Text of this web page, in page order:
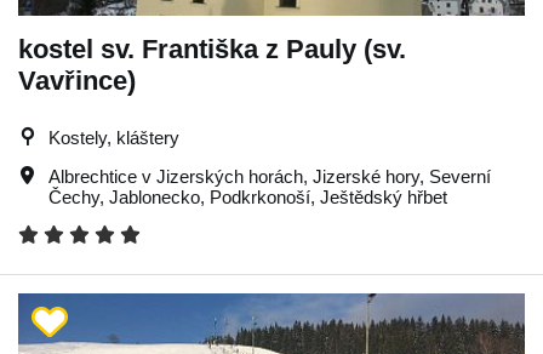
kostel sv. Františka z Pauly (sv.
Vavřince)
Kostely, kláštery
Albrechtice v Jizerských horách, Jizerské hory, Severní
Čechy, Jablonecko, Podkrkonoší, Ještědský hřbet